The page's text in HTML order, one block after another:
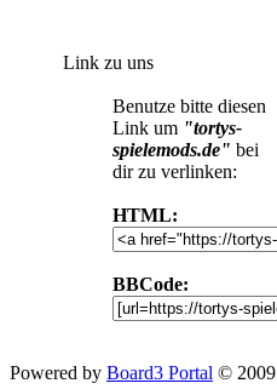
Link zu uns
Benutze bitte diesen
Link um "tortys-
spielemods.de" bei
dir zu verlinken:
HTML:
BBCode:
Powered by Board3 Portal © 2009